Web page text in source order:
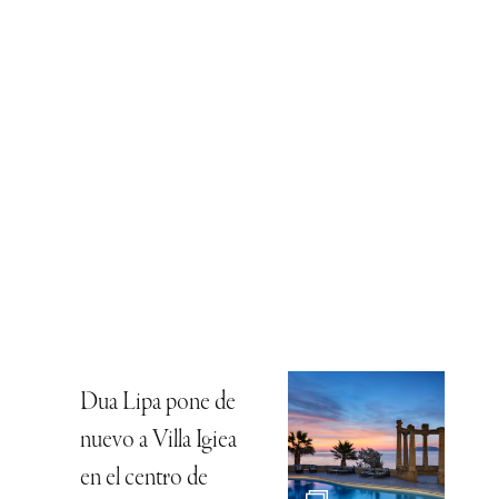
Dua Lipa pone de
nuevo a Villa Igiea
en el centro de